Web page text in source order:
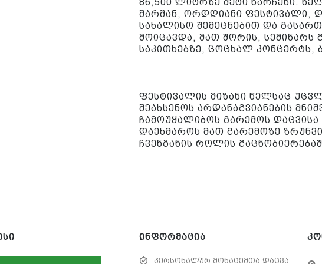
შარშან, ორდღიანი ფესტივალი,
სახალისო შემეცნებით და
მოიცავდა, მათ შორის, სემინარს
საკითხებზე, ცოცხალ კონცერტს,
ფესტივალის მიზანი წელსაც
შეახსენოს არდანაგვიანების
ჩამოუყალიბოს გარემოს დაცვისა
დაეხმაროს მათ გარემოზე
ჩვენგანის როლის
ინფორმაცია
პერსონალურ მონაცემთა დაცვა